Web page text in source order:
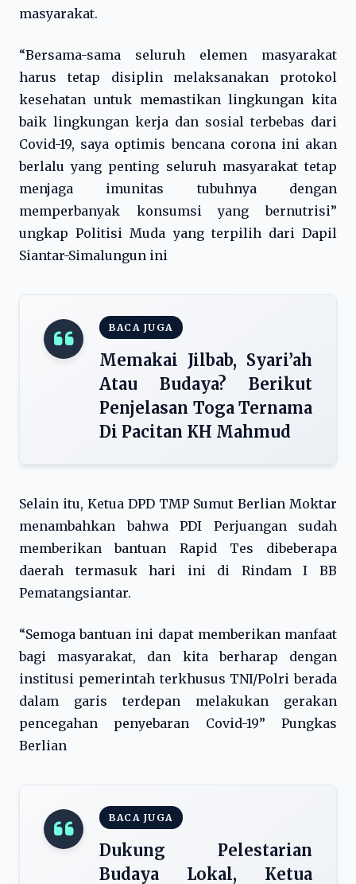
masyarakat.
“Bersama-sama seluruh elemen masyarakat
harus tetap disiplin melaksanakan protokol
kesehatan untuk memastikan lingkungan kita
baik lingkungan kerja dan sosial terbebas dari
Covid-19, saya optimis bencana corona ini akan
berlalu yang penting seluruh masyarakat tetap
menjaga imunitas tubuhnya dengan
memperbanyak konsumsi yang bernutrisi”
ungkap Politisi Muda yang terpilih dari Dapil
Siantar-Simalungun ini
BACA JUGA
Memakai Jilbab, Syari’ah
Atau Budaya? Berikut
Penjelasan Toga Ternama
Di Pacitan KH Mahmud
Selain itu, Ketua DPD TMP Sumut Berlian Moktar
menambahkan bahwa PDI Perjuangan sudah
memberikan bantuan Rapid Tes dibeberapa
daerah termasuk hari ini di Rindam I BB
Pematangsiantar.
“Semoga bantuan ini dapat memberikan manfaat
bagi masyarakat, dan kita berharap dengan
institusi pemerintah terkhusus TNI/Polri berada
dalam garis terdepan melakukan gerakan
pencegahan penyebaran Covid-19” Pungkas
Berlian
BACA JUGA
Dukung Pelestarian
Budaya Lokal, Ketua